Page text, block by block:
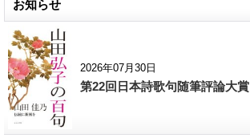
お知らせ
2026年07月30日
第22回日本詩歌句随筆評論大賞